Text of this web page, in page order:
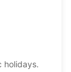
holidays.